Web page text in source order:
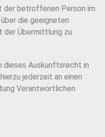
der betroffenen Person im
die geeigneten
der Übermittlung zu
Auskunftsrecht in
jederzeit an einen
Verantwortlichen